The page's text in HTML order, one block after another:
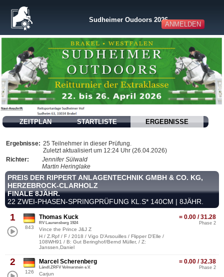
ANMELDEN
Sudheimer Oudoors 2026
ZEITPLAN STARTLISTE ERGEBNISSE
Ergebnisse: 25 Teilnehmer in dieser Prüfung.
Zuletzt aktualisiert um 12:24 Uhr (26.04.2026)
Richter:
Jennifer Sülwald
Martin Heringlake
PREIS DER RIPPERT ANLAGENTECHNIK GMBH & CO. KG,
HERZEBROCK-CLARHOLZ
FINALE 8JÄHR.
22 ZWEI-PHASEN-SPRINGPRÜFUNG KL.S* 140CM | 8JÄHR.
1
843
= 0.00 / 31.28
Phase 2
Thomas Kuck
RV Laurensberg 1924
Vince the Prince J&J Z
H / Z.Rpf / F / 2018 / Vigo D'Arsouilles / Flipper D'Elle /
108WH91 / B: Gut Beringhof/Bernd Müller, / Z:
Janssen,Daniel
2
126
= 0.00 / 32.38
Phase 2
Marcel Scherenberg
Ländl.ZRFV Volmarstein e.V.
Carjun